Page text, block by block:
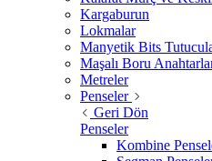
Kargaburun
Lokmalar
Manyetik Bits
Maşalı Boru
Metreler
Penseler
Geri Dön
Penseler
Kombine